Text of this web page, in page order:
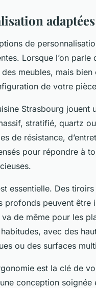
de
Lorsque l’on parle
meubles, mais
de votre
Strasbourg jouent
stratifié, quartz
de résistance,
pour répondre à
essentielle. Des
profonds peuvent
va de même pour les
avec des
ou des surfaces
est la clé de
conception